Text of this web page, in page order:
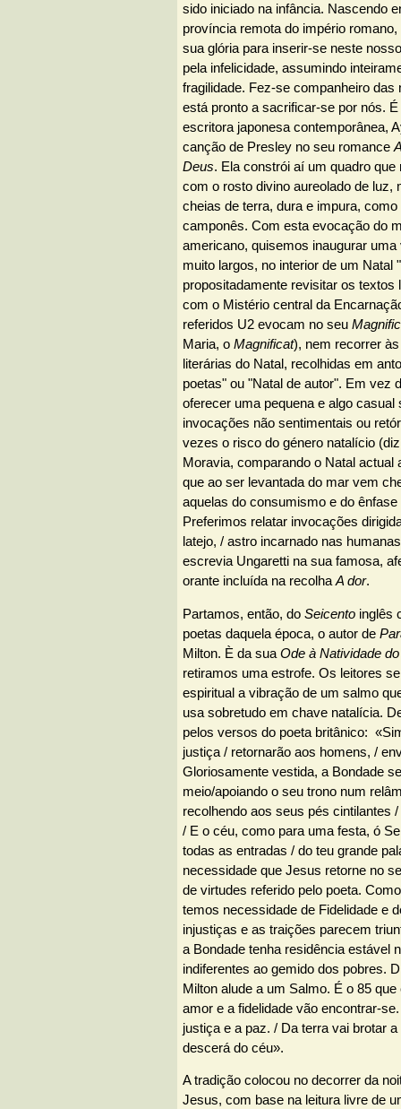
sido iniciado na infância. Nascendo
província remota do império
sua glória para inserir-se neste
pela infelicidade, assumindo
fragilidade. Fez-se companheiro das
está pronto a sacrificar-se por nós.
escritora japonesa contemporânea,
canção de Presley no seu romance
Deus. Ela constrói aí um quadro
com o rosto divino aureolado de luz,
cheias de terra, dura e impura,
camponês. Com esta evocação do
americano, quisemos inaugurar
muito largos, no interior de um Natal
propositadamente revisitar os textos
com o Mistério central da
referidos U2 evocam no seu
Maria, o Magnificat), nem recorrer
literárias do Natal, recolhidas em
poetas" ou "Natal de autor". Em vez
oferecer uma pequena e algo casual
invocações não sentimentais ou
vezes o risco do género natalício
Moravia, comparando o Natal actual
que ao ser levantada do mar vem
aquelas do consumismo e do ênfase
Preferimos relatar invocações
latejo, / astro incarnado nas
escrevia Ungaretti na sua famosa,
orante incluída na recolha A dor.
Partamos, então, do Seicento inglês
poetas daquela época, o autor de
Milton. È da sua Ode à Natividade
retiramos uma estrofe. Os leitores
espiritual a vibração de um salmo
usa sobretudo em chave natalícia.
pelos versos do poeta britânico:
justiça / retornarão aos homens, /
Gloriosamente vestida, a Bondade
meio/apoiando o seu trono num
recolhendo aos seus pés cintilantes
/ E o céu, como para uma festa, ó
todas as entradas / do teu grande
necessidade que Jesus retorne no
de virtudes referido pelo poeta.
temos necessidade de Fidelidade e
injustiças e as traições parecem
a Bondade tenha residência estável
indiferentes ao gemido dos pobres.
Milton alude a um Salmo. É o 85
amor e a fidelidade vão encontrar-
justiça e a paz. / Da terra vai brotar
descerá do céu».
A tradição colocou no decorrer da
Jesus, com base na leitura livre de